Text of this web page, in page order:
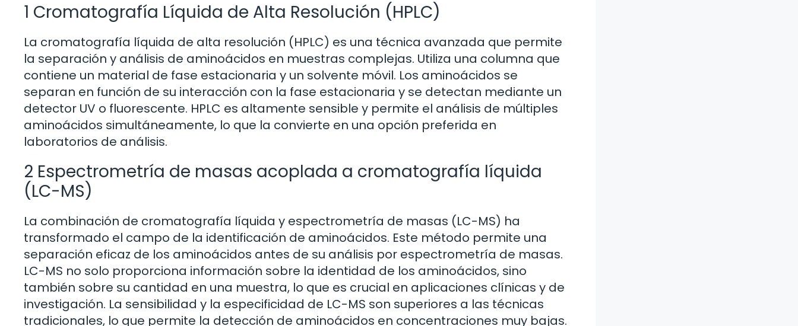
1 Cromatografía Líquida de Alta Resolución (HPLC)
La cromatografía líquida de alta resolución (HPLC) es una técnica avanzada que permite
la separación y análisis de aminoácidos en muestras complejas. Utiliza una columna que
contiene un material de fase estacionaria y un solvente móvil. Los aminoácidos se
separan en función de su interacción con la fase estacionaria y se detectan mediante un
detector UV o fluorescente. HPLC es altamente sensible y permite el análisis de múltiples
aminoácidos simultáneamente, lo que la convierte en una opción preferida en
laboratorios de análisis.
2 Espectrometría de masas acoplada a cromatografía líquida
(LC-MS)
La combinación de cromatografía líquida y espectrometría de masas (LC-MS) ha
transformado el campo de la identificación de aminoácidos. Este método permite una
separación eficaz de los aminoácidos antes de su análisis por espectrometría de masas.
LC-MS no solo proporciona información sobre la identidad de los aminoácidos, sino
también sobre su cantidad en una muestra, lo que es crucial en aplicaciones clínicas y de
investigación. La sensibilidad y la especificidad de LC-MS son superiores a las técnicas
tradicionales, lo que permite la detección de aminoácidos en concentraciones muy bajas.